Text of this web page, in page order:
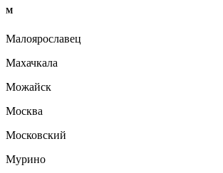
М
Малоярославец
Махачкала
Можайск
Москва
Московский
Мурино